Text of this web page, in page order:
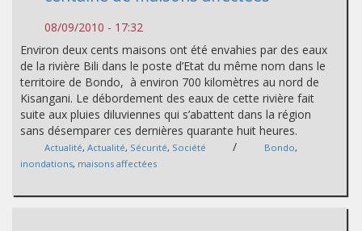
08/09/2010 - 17:32
Environ deux cents maisons ont été envahies par des eaux
de la rivière Bili dans le poste d’Etat du même nom dans le
territoire de Bondo, à environ 700 kilomètres au nord de
Kisangani. Le débordement des eaux de cette rivière fait
suite aux pluies diluviennes qui s’abattent dans la région
sans désemparer ces dernières quarante huit heures.
Actualité, Actualité, Sécurité, Société / Bondo,
inondations, maisons affectées